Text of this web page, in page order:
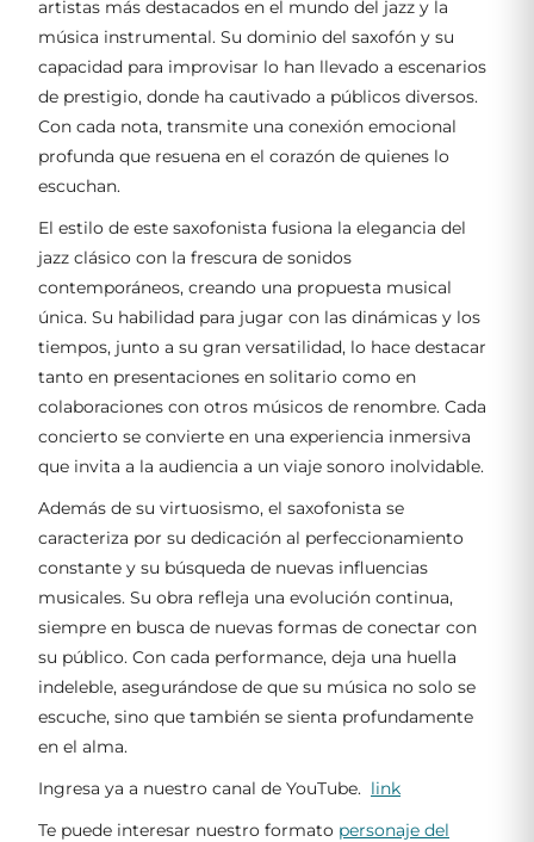
artistas más destacados en el mundo del jazz y la
música instrumental. Su dominio del saxofón y su
capacidad para improvisar lo han llevado a escenarios
de prestigio, donde ha cautivado a públicos diversos.
Con cada nota, transmite una conexión emocional
profunda que resuena en el corazón de quienes lo
escuchan.
El estilo de este saxofonista fusiona la elegancia del
jazz clásico con la frescura de sonidos
contemporáneos, creando una propuesta musical
única. Su habilidad para jugar con las dinámicas y los
tiempos, junto a su gran versatilidad, lo hace destacar
tanto en presentaciones en solitario como en
colaboraciones con otros músicos de renombre. Cada
concierto se convierte en una experiencia inmersiva
que invita a la audiencia a un viaje sonoro inolvidable.
Además de su virtuosismo, el saxofonista se
caracteriza por su dedicación al perfeccionamiento
constante y su búsqueda de nuevas influencias
musicales. Su obra refleja una evolución continua,
siempre en busca de nuevas formas de conectar con
su público. Con cada performance, deja una huella
indeleble, asegurándose de que su música no solo se
escuche, sino que también se sienta profundamente
en el alma.
Ingresa ya a nuestro canal de YouTube. link
Te puede interesar nuestro formato personaje del